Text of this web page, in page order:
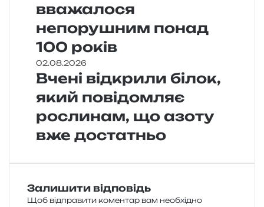
вважалося
непорушним понад
100 років
02.08.2026
Вчені відкрили білок,
який повідомляє
рослинам, що азоту
вже достатньо
Залишити відповідь
Щоб відправити коментар вам необхідно